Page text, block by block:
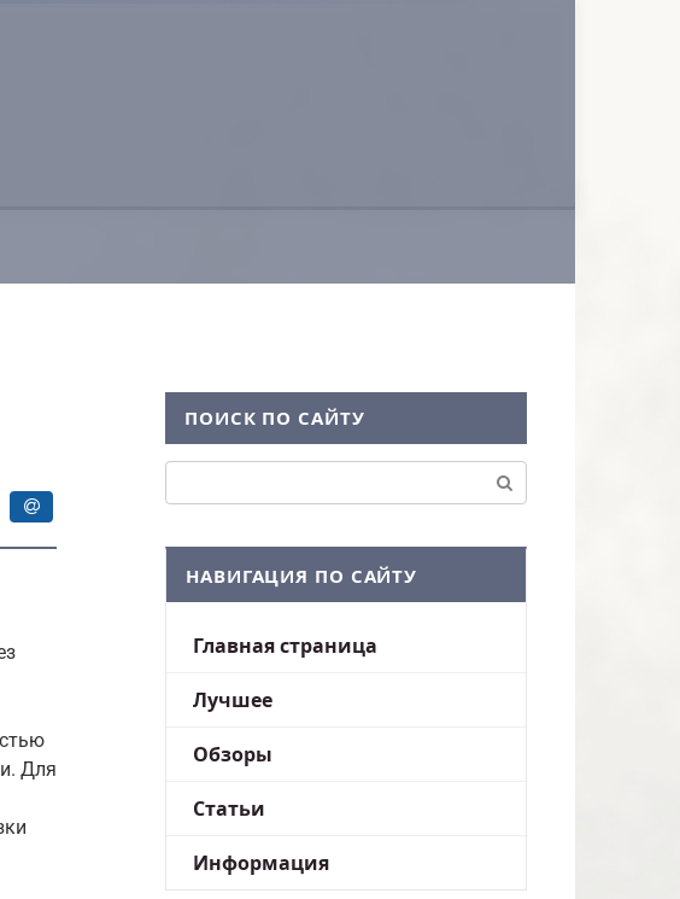
Для
ПОИСК ПО САЙТУ
НАВИГАЦИЯ ПО САЙТУ
Главная страница
Лучшее
Обзоры
Статьи
Информация